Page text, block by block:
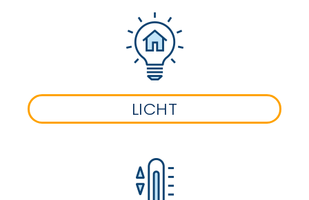
LICHT